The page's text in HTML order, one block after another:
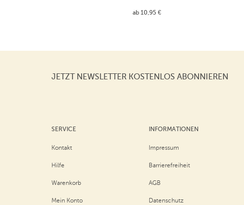
ab 10,95 €
JETZT NEWSLETTER KOSTENLOS ABONNIEREN
SERVICE
Kontakt
Hilfe
Warenkorb
Mein Konto
INFORMATIONEN
Impressum
Barrierefreiheit
AGB
Datenschutz